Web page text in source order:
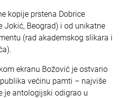
kopije prstena Dobrice
Beograd) i od unikatne
(rad akademskog slikara i
ekranu Božović je ostvario
većinu pamti – najviše
je antologijski odigrao u